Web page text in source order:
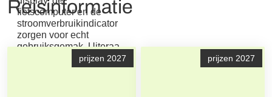
fietscomputer en de
stroomverbruikindicator
zorgen voor echt
gebruiksgemak. Uiteraa
accessoires ook
Reisinformatie
prijzen 2027 prijzen 2027